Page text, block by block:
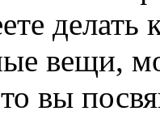
делать
вещи,
вы